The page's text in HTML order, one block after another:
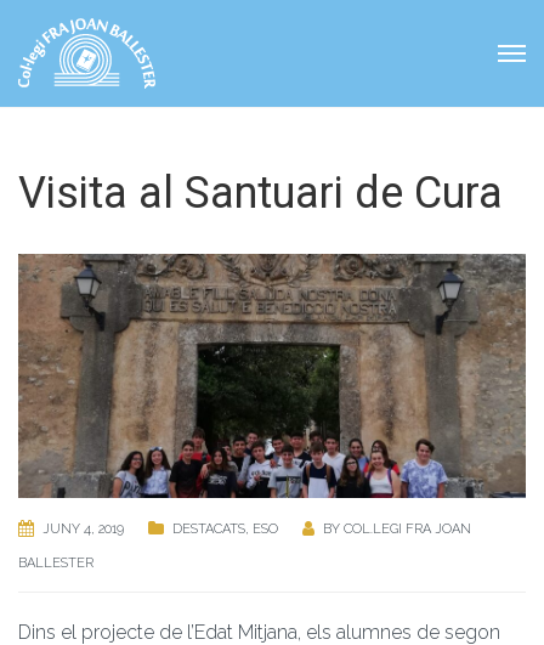
Visita al Santuari de Cura
JUNY 4, 2019 DESTACATS, ESO BY COL.LEGI FRA JOAN
BALLESTER
Dins el projecte de l’Edat Mitjana, els alumnes de segon